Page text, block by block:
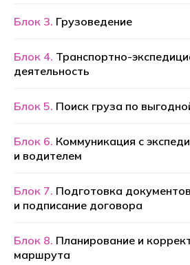
Блок 3. Грузоведение
Блок 4. Транспортно-
деятельность
Блок 5. Поиск груза по
Блок 6. Коммуникация с
и водителем
Блок 7. Подготовка документов
и подписание договора
Блок 8. Планирование и
маршрута